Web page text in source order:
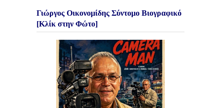
Γιώργος Οικονομίδης Σύντομο Βιογραφικό
[Κλίκ στην Φώτο]